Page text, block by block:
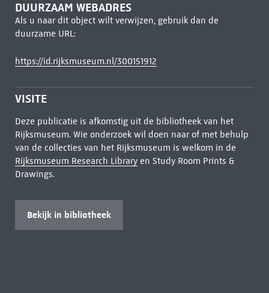
DUURZAAM WEBADRES
Als u naar dit object wilt verwijzen, gebruik dan de
duurzame URL:
https://id.rijksmuseum.nl/300151912
VISITE
Deze publicatie is afkomstig uit de bibliotheek van het
Rijksmuseum. Wie onderzoek wil doen naar of met behulp
van de collecties van het Rijksmuseum is welkom in de
Rijksmuseum Research Libraryen Study Room Prints &
Drawings.
Bekijk in bibliotheek